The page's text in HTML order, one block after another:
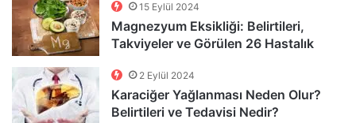
15 Eylül 2024
Magnezyum Eksikliği: Belirtileri,
Takviyeler ve Görülen 26 Hastalık
2 Eylül 2024
Karaciğer Yağlanması Neden Olur?
Belirtileri ve Tedavisi Nedir?